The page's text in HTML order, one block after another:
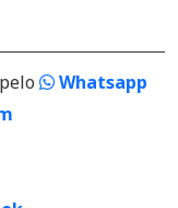
Whatsapp